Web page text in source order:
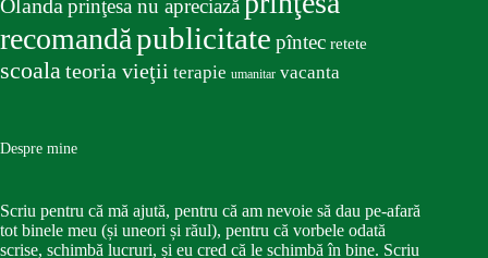
Olandaprinţesa nu apreciază
recomandăpublicitate pîntec retete
scoalateoria vieţii terapie umanitar vacanta
Despre mine
Scriu pentru că mă ajută, pentru că am nevoie să dau pe-afară
tot binele meu (și uneori și răul), pentru că vorbele odată
scrise, schimbă lucruri, și eu cred că le schimbă în bine. Scriu